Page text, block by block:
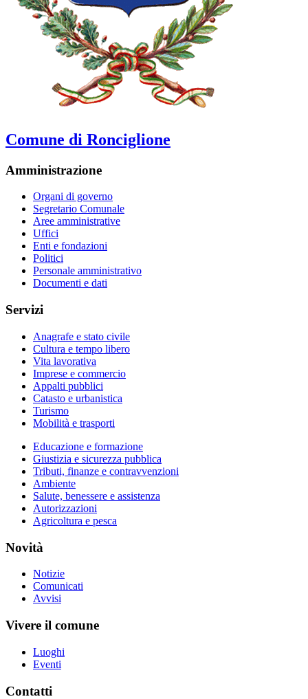
Comune di Ronciglione
Amministrazione
Organi di governo
Segretario Comunale
Aree amministrative
Uffici
Enti e fondazioni
Politici
Personale amministrativo
Documenti e dati
Servizi
Anagrafe e stato civile
Cultura e tempo libero
Vita lavorativa
Imprese e commercio
Appalti pubblici
Catasto e urbanistica
Turismo
Mobilità e trasporti
Educazione e formazione
Giustizia e sicurezza pubblica
Tributi, finanze e contravvenzioni
Ambiente
Salute, benessere e assistenza
Autorizzazioni
Agricoltura e pesca
Novità
Notizie
Comunicati
Avvisi
Vivere il comune
Luoghi
Eventi
Contatti